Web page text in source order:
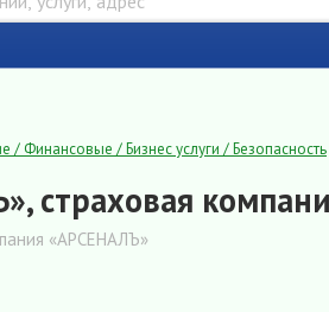
/ Финансовые / Бизнес услуги / Безопасность
страховая
«АРСЕНАЛЪ»